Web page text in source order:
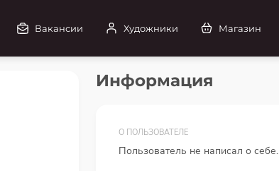
Вакансии Художники Магазин
Информация
О ПОЛЬЗОВАТЕЛЕ
Пользователь не написал о себе.